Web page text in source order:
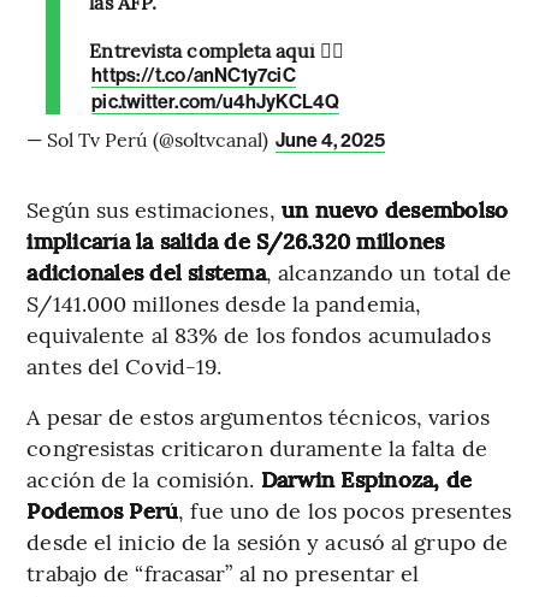
Entrevista completa aquí 👇🏼
https://t.co/anNC1y7ciC
pic.twitter.com/u4hJyKCL4Q
— Sol Tv Perú (@soltvcanal) June 4, 2025
Según sus estimaciones, un nuevo desembolso
implicaría la salida de S/26.320 millones
adicionales del sistema, alcanzando un total de
S/141.000 millones desde la pandemia,
equivalente al 83% de los fondos acumulados
antes del Covid-19.
A pesar de estos argumentos técnicos, varios
congresistas criticaron duramente la falta de
acción de la comisión. Darwin Espinoza, de
Podemos Perú, fue uno de los pocos presentes
desde el inicio de la sesión y acusó al grupo de
trabajo de “fracasar” al no presentar el